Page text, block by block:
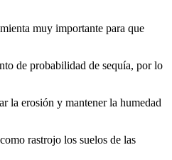
muy importante para que
de probabilidad de sequía, por lo
la erosión y mantener la humedad
rastrojo los suelos de las